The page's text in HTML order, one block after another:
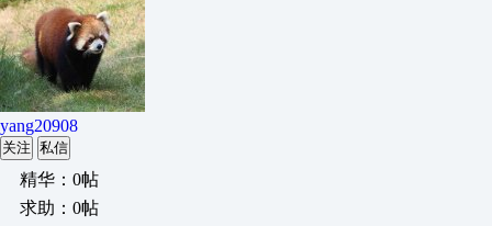
yang20908
关注 私信
精华：0帖
求助：0帖